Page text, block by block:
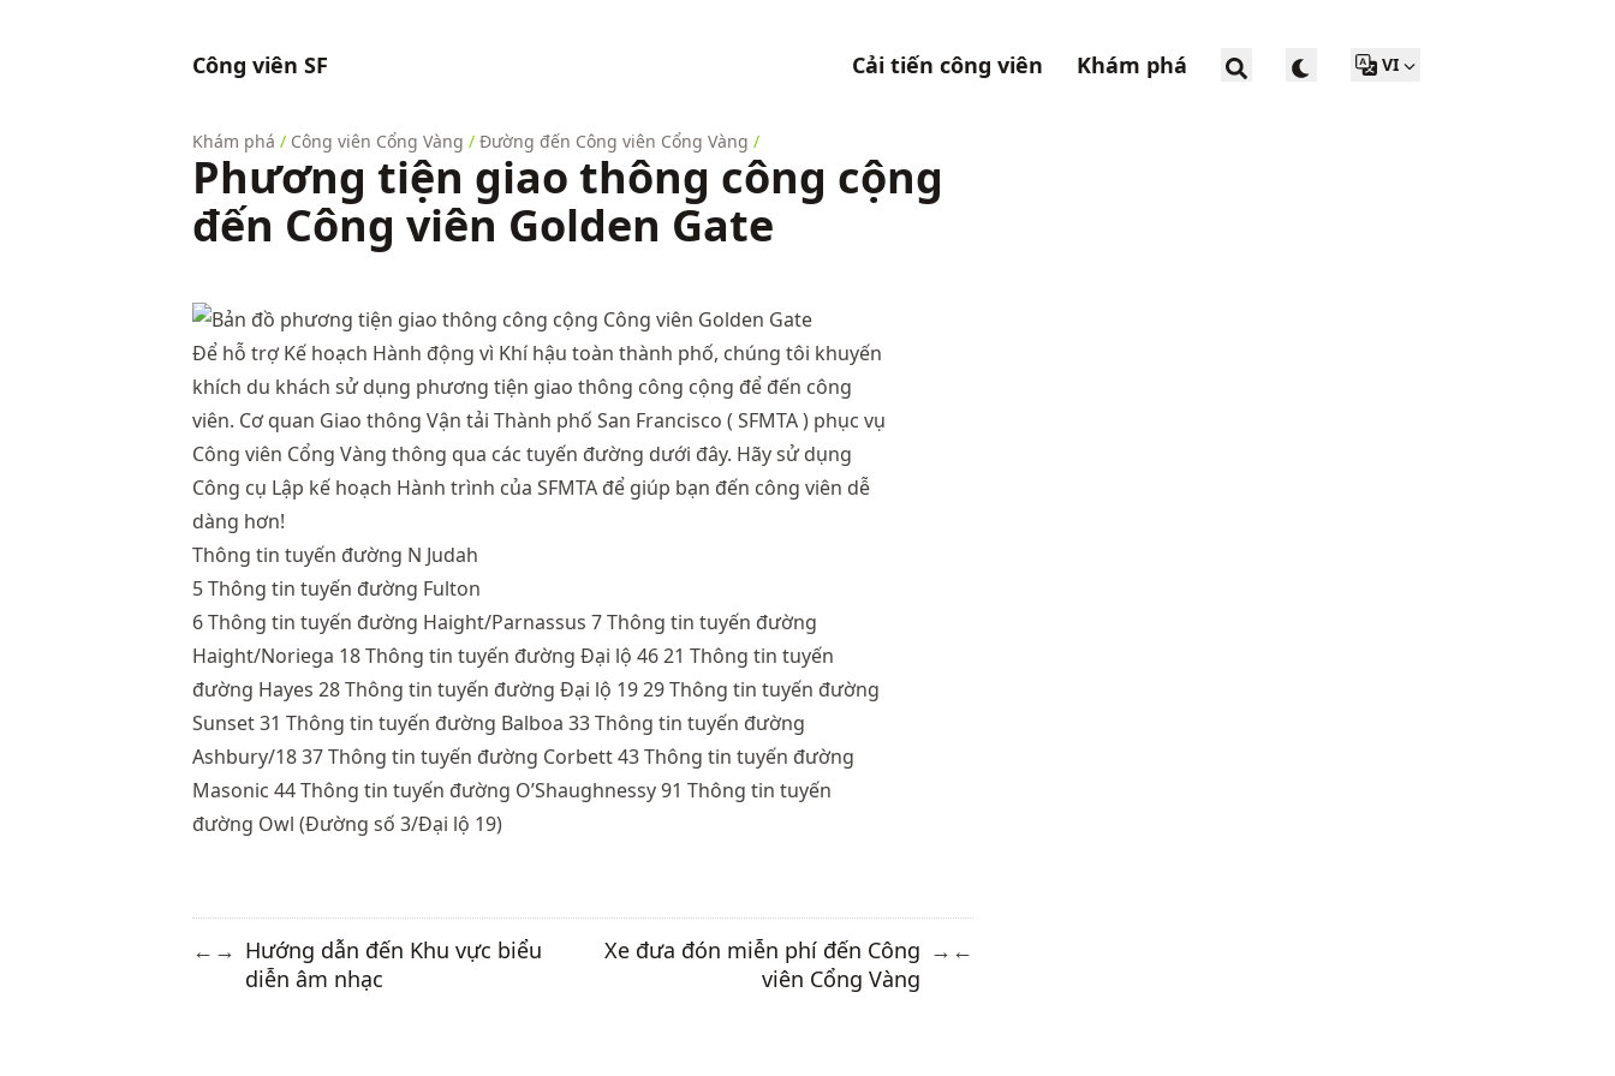
Công viên SF Cải tiến công viên Khám phá VI
Khám phá / Công viên Cổng Vàng / Đường đến Công viên Cổng Vàng /
Phương tiện giao thông công cộng
đến Công viên Golden Gate
Để hỗ trợ Kế hoạch Hành động vì Khí hậu toàn thành phố, chúng tôi khuyến
khích du khách sử dụng phương tiện giao thông công cộng để đến công
viên. Cơ quan Giao thông Vận tải Thành phố San Francisco ( SFMTA) phục vụ
Công viên Cổng Vàng thông qua các tuyến đường dưới đây. Hãy sử dụng
Công cụ Lập kế hoạch Hành trình của SFMTA để giúp bạn đến công viên dễ
dàng hơn!
Thông tin tuyến đường N Judah
5 Thông tin tuyến đường Fulton
6 Thông tin tuyến đường Haight/Parnassus 7 Thông tin tuyến đường
Haight/Noriega 18Thông tin tuyến đường Đại lộ 46 21 Thông tin tuyến
đường Hayes 28 Thông tin tuyến đường Đại lộ 1929 Thông tin tuyến đường
Sunset31 Thông tin tuyến đường Balboa 33 Thông tin tuyến đường
Ashbury/18 37 Thông tin tuyến đường Corbett43 Thông tin tuyến đường
Masonic 44 Thông tin tuyến đường O’Shaughnessy91 Thông tin tuyến
đường Owl (Đường số 3/Đại lộ 19)
← → Hướng dẫn đến Khu vực biểu
diễn âm nhạc
Xe đưa đón miễn phí đến Công
viên Cổng Vàng
→ ←